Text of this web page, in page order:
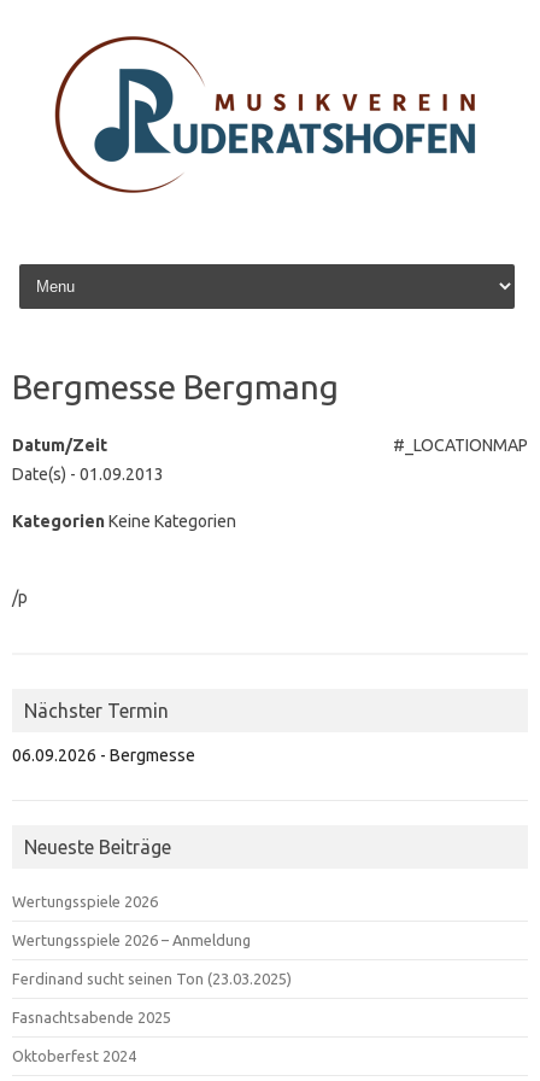
Zum Inhalt springen
Bergmesse Bergmang
#_LOCATIONMAP
Datum/Zeit
Date(s) - 01.09.2013
KategorienKeine Kategorien
/p
Nächster Termin
06.09.2026 - Bergmesse
Neueste Beiträge
Wertungsspiele 2026
Wertungsspiele 2026 – Anmeldung
Ferdinand sucht seinen Ton (23.03.2025)
Fasnachtsabende 2025
Oktoberfest 2024